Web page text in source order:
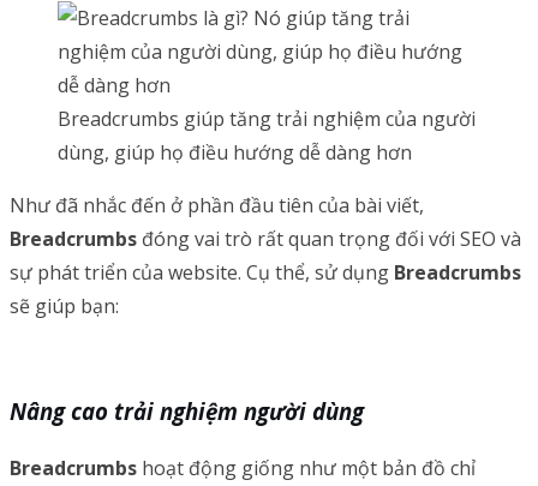
Breadcrumbs giúp tăng trải nghiệm của người
dùng, giúp họ điều hướng dễ dàng hơn
Như đã nhắc đến ở phần đầu tiên của bài viết,
Breadcrumbs đóng vai trò rất quan trọng đối với SEO và
sự phát triển của website. Cụ thể, sử dụng Breadcrumbs
sẽ giúp bạn:
Nâng cao trải nghiệm người dùng
Breadcrumbs hoạt động giống như một bản đồ chỉ